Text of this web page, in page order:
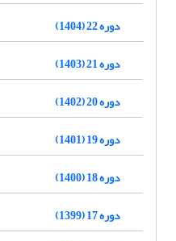
دوره 22 (1404)
دوره 21 (1403)
دوره 20 (1402)
دوره 19 (1401)
دوره 18 (1400)
دوره 17 (1399)